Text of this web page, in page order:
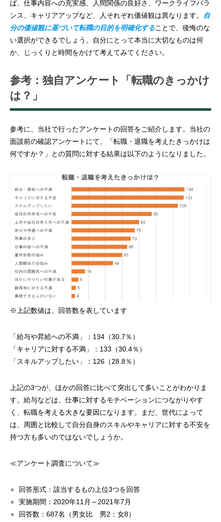
ば、仕事内容への充実感、人間関係の良好さ、ワークライフバラ
ンス、キャリアアップなど、人それぞれ価値観は異なります。
自
分の価値観に基づいて転職の目的を明確化することで、後悔のな
い選択ができるでしょう。自分にとって本当に大切なものは何
か、じっくりと時間をかけて考えてみてください。
参考：独自アンケート「転職のきっかけ
は？」
参考に、当社で行ったアンケートの回答をご紹介します。当社の
面談前の確認アンケートにて、「転職・退職を考えたきっかけは
何ですか？」との質問に対する結果は以下のようになりました。
※上記数値は、回答数を表しています
「給与や昇給への不満」：134（30.7％）
「キャリアに対する不満」：133（30.4％）
「スキルアップしたい」：126（28.8％）
上記の3つが、ほかの回答に比べて突出して多いことがわかりま
す。給与などは、仕事に対するモチベーションにつながりやす
く、転職を考える大きな要因になります。まだ、世代によって
は、周囲と比較して自分自身のスキルやキャリアに対する不安を
持つ方も多いのではないでしょうか。
≪アンケート調査について≫
回答形式：該当するもの上位3つを回答
実施期間：2020年11月～2021年7月
回答数：687名（男女比 男2：女8）